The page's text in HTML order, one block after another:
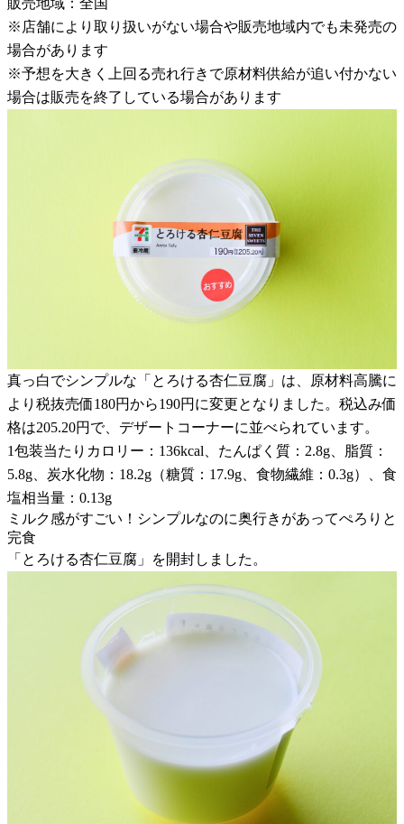
※店舗により取り扱いがない場合や販売地域内でも未発売の
場合があります
※予想を大きく上回る売れ行きで原材料供給が追い付かない
場合は販売を終了している場合があります
真っ白でシンプルな「とろける杏仁豆腐」は、原材料高騰に
より税抜売価180円から190円に変更となりました。税込み価
格は205.20円で、デザートコーナーに並べられています。
1包装当たりカロリー：136kcal、たんぱく質：2.8g、脂質：
5.8g、炭水化物：18.2g（糖質：17.9g、食物繊維：0.3g）、食
塩相当量：0.13g
ミルク感がすごい！シンプルなのに奥行きがあってぺろりと
完食
「とろける杏仁豆腐」を開封しました。